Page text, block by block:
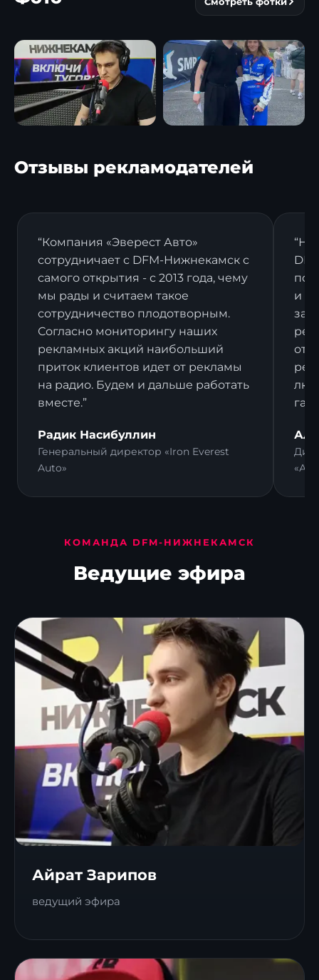
Отзывы рекламодателей
“Компания «Эверест Авто»
сотрудничает с DFM-Нижнекамск с
самого открытия - с 2013 года, чему
мы рады и считаем такое
сотрудничество плодотворным.
Согласно мониторингу наших
рекламных акций наибольший
приток клиентов идет от рекламы
на радио. Будем и дальше работать
вместе.”
Радик Насибуллин
Генеральный директор «Iron Everest
Auto»
и в
КОМАНДА DFM-НИЖНЕКАМСК
Ведущие эфира
Айрат Зарипов
ведущий эфира